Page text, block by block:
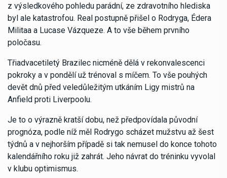
z výsledkového pohledu parádní, ze zdravotního hlediska
byl ale katastrofou. Real postupně přišel o Rodryga, Édera
Militaa a Lucase Vázqueze. A to vše během prvního
poločasu.
Třiadvacetiletý Brazilec nicméně dělá v rekonvalescenci
pokroky a v pondělí už trénoval s míčem. To vše pouhých
devět dnů před veledůležitým utkáním Ligy mistrů na
Anfield proti Liverpoolu.
Je to o výrazně kratší dobu, než předpovídala původní
prognóza, podle níž měl Rodrygo scházet mužstvu až šest
týdnů a v nejhorším případě si tak nemusel do konce tohoto
kalendářního roku již zahrát. Jeho návrat do tréninku vyvolal
v klubu optimismus.